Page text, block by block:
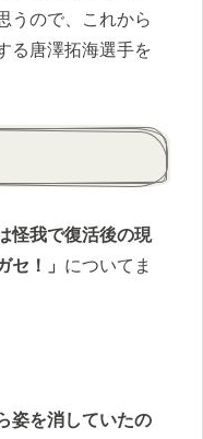
うので、これから
る唐澤拓海選手を
怪我で復活後の現
セ！」 についてま
姿を消していたの